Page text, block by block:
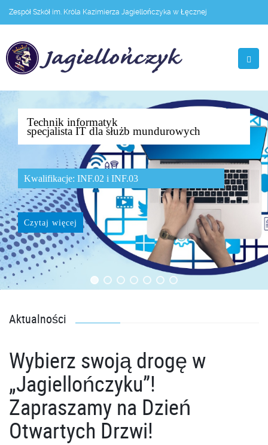
Zespół Szkół im. Króla Kazimierza Jagiellończyka w Łęcznej
Technik informatyk
specjalista IT dla służb mundurowych
Kwalifikacje: INF.02 i INF.03
Czytaj więcej
Aktualności
Wybierz swoją drogę w
„Jagiellończyku”!
Zapraszamy na Dzień
Otwartych Drzwi!